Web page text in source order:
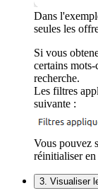
Dans
seules les
Si vous
certains
recherche.
Les filtres
suivante :
Vous pouvez
réinitialiser
3. Visualiser